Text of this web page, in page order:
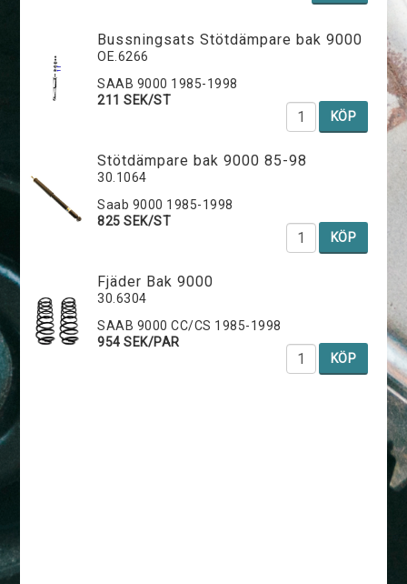
Bussningsats Stötdämpare bak 9000
OE.6266
SAAB 9000 1985-1998
211 SEK/ST
KÖP
Stötdämpare bak 9000 85-98
30.1064
Saab 9000 1985-1998
825 SEK/ST
KÖP
Fjäder Bak 9000
30.6304
SAAB 9000 CC/CS 1985-1998
954 SEK/PAR
KÖP